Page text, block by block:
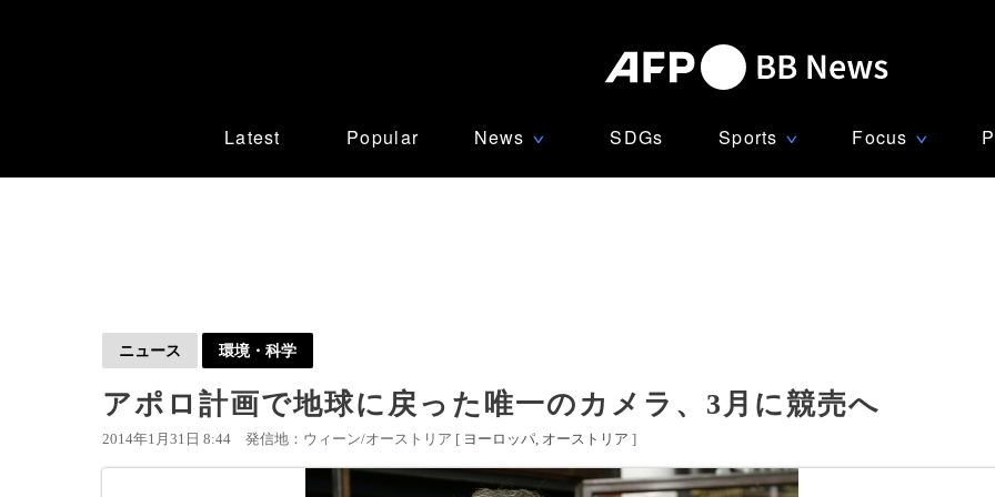
Latest Popular News ∨ SDGs Sports ∨ Focus ∨
ニュース 環境・科学
アポロ計画で地球に戻った唯一のカメラ、3月に競売へ
2014年1月31日 8:44 発信地：ウィーン/オーストリア [ ヨーロッパ オーストリア ]